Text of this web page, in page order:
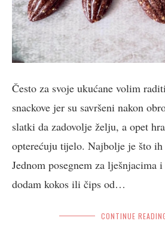
Često za svoje ukućane volim
snackove jer su savršeni nakon
slatki da zadovolje želju, a opet
opterećuju tijelo. Najbolje je što
Jednom posegnem za lješnjacima
dodam kokos ili čips od…
CONTINUE